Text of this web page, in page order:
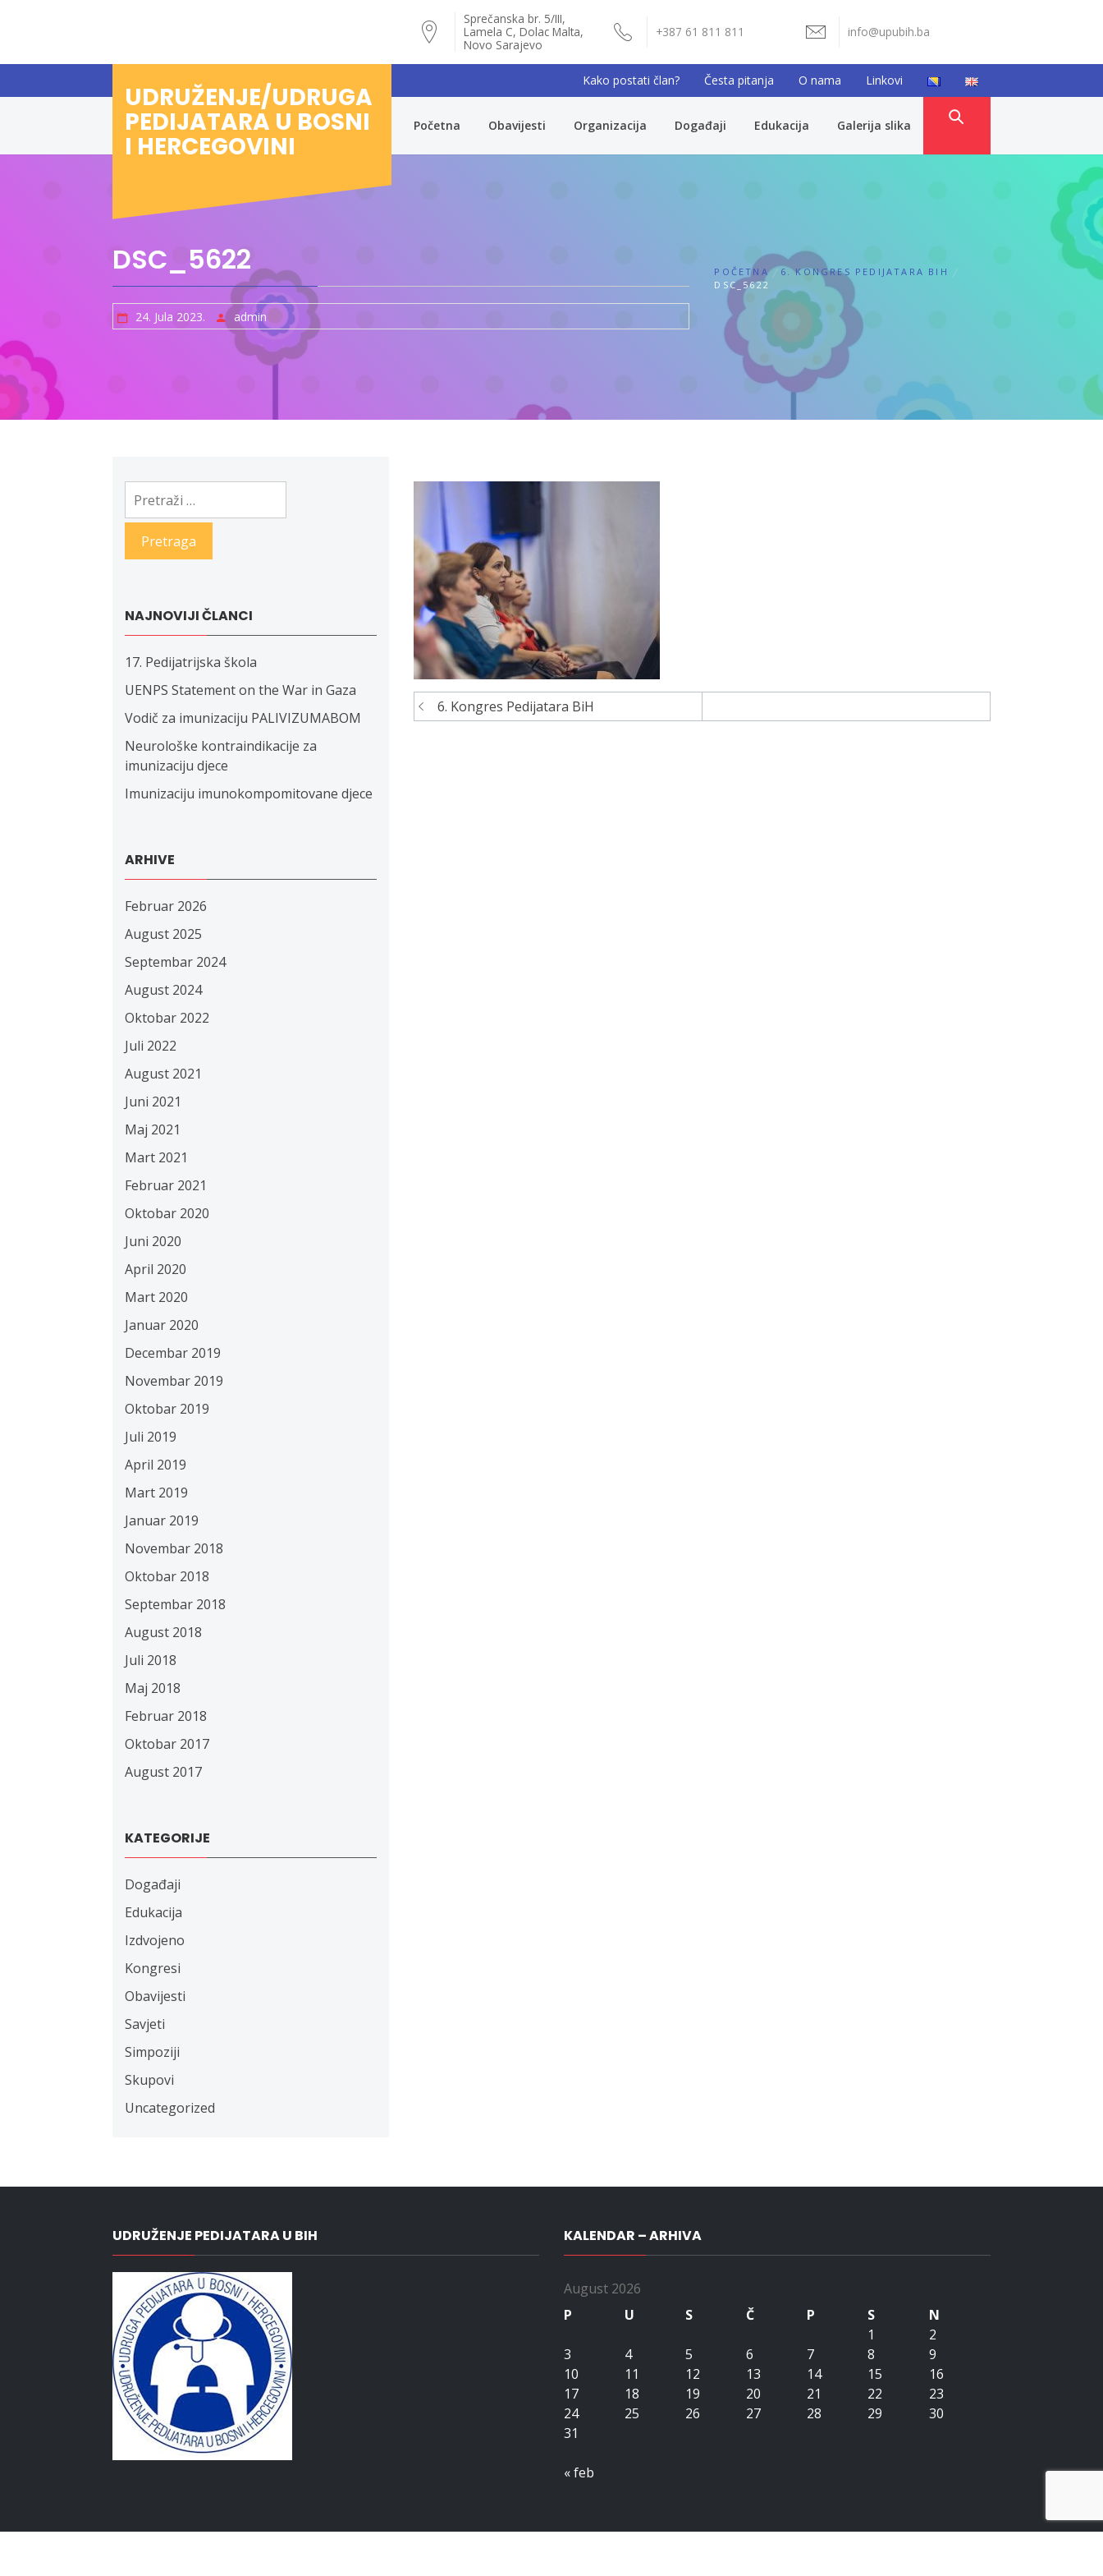
Sprečanska br. 5/III,
Lamela C, Dolac Malta,
Novo Sarajevo
+387 61 811 811 info@upubih.ba
Kako postati član? Česta pitanja O nama Linkovi
UDRUŽENJE/UDRUGA
PEDIJATARA U BOSNI
I HERCEGOVINI
Početna Obavijesti Organizacija Događaji Edukacija Galerija slika
DSC_5622
24. Jula 2023. admin
POČETNA
6. KONGRES PEDIJATARA BIH
DSC_5622
Navigacija
6. Kongres Pedijatara BiH
Pretraga:
NAJNOVIJI ČLANCI
17. Pedijatrijska škola
UENPS Statement on the War in Gaza
Vodič za imunizaciju PALIVIZUMABOM
Neurološke kontraindikacije za
imunizaciju djece
Imunizaciju imunokompomitovane djece
ARHIVE
Februar 2026
August 2025
Septembar 2024
August 2024
Oktobar 2022
Juli 2022
August 2021
Juni 2021
Maj 2021
Mart 2021
Februar 2021
Oktobar 2020
Juni 2020
April 2020
Mart 2020
Januar 2020
Decembar 2019
Novembar 2019
Oktobar 2019
Juli 2019
April 2019
Mart 2019
Januar 2019
Novembar 2018
Oktobar 2018
Septembar 2018
August 2018
Juli 2018
Maj 2018
Februar 2018
Oktobar 2017
August 2017
KATEGORIJE
Događaji
Edukacija
Izdvojeno
Kongresi
Obavijesti
Savjeti
Simpoziji
Skupovi
Uncategorized
UDRUŽENJE PEDIJATARA U BIH KALENDAR – ARHIVA
August 2026
P
U S Č P S
N
1
2
3
4 5 6 7 8
9
10
11 12 13 14 15
16
17
18 19 20 21 22
23
24
25 26 27 28 29
30
31
« feb